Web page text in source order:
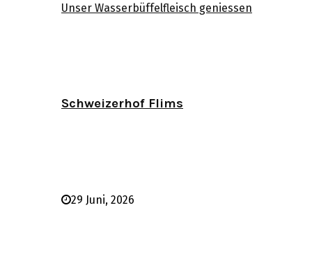
Unser Wasserbüffelfleisch geniessen
Schweizerhof Flims
29 Juni, 2026